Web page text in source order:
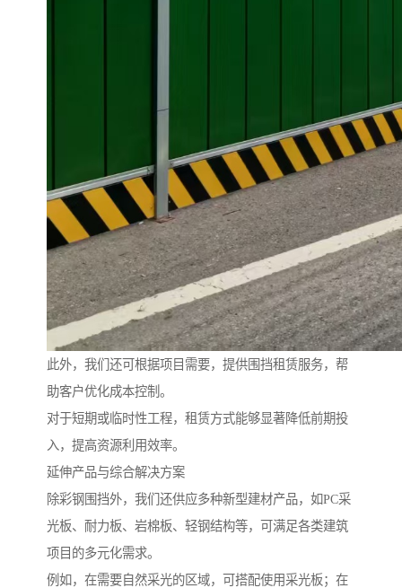
此外，我们还可根据项目需要，提供围挡租赁服务，帮
助客户优化成本控制。
对于短期或临时性工程，租赁方式能够显著降低前期投
入，提高资源利用效率。
延伸产品与综合解决方案
除彩钢围挡外，我们还供应多种新型建材产品，如PC采
光板、耐力板、岩棉板、轻钢结构等，可满足各类建筑
项目的多元化需求。
例如，在需要自然采光的区域，可搭配使用采光板；在